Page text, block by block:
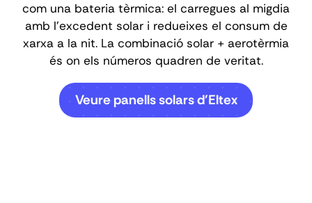
com una bateria tèrmica: el carregues al migdia
amb l'excedent solar i redueixes el consum de
xarxa a la nit. La combinació solar + aerotèrmia
és on els números quadren de veritat.
Veure panells solars d'Eltex